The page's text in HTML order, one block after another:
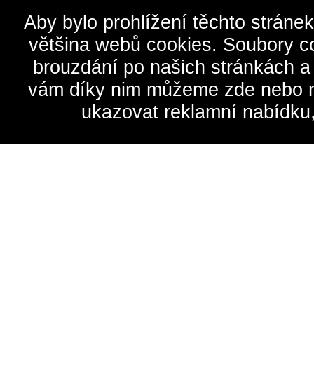
Aby bylo prohlížení těchto
většina webů cookies. Soubory
brouzdání po našich stránkách
vám díky nim můžeme zde
ukazovat reklamní